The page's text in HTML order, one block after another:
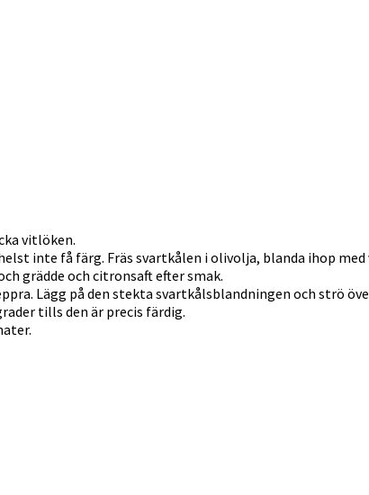
vitlöken.
inte få färg. Fräs svartkålen i olivolja, blanda ihop
grädde och citronsaft efter smak.
Lägg på den stekta svartkålsblandningen och strö
tills den är precis färdig.